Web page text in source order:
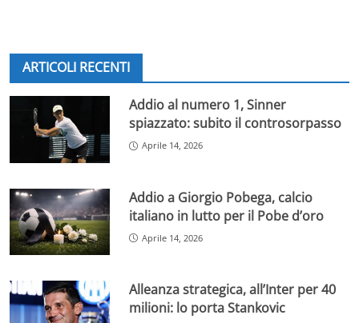
ARTICOLI RECENTI
Addio al numero 1, Sinner
spiazzato: subito il controsorpasso
Aprile 14, 2026
Addio a Giorgio Pobega, calcio
italiano in lutto per il Pobe d’oro
Aprile 14, 2026
Alleanza strategica, all’Inter per 40
milioni: lo porta Stankovic